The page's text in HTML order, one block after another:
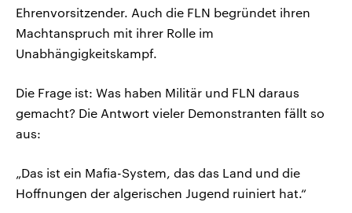
Ehrenvorsitzender. Auch die FLN begründet ihren
Machtanspruch mit ihrer Rolle im
Unabhängigkeitskampf.
Die Frage ist: Was haben Militär und FLN daraus
gemacht? Die Antwort vieler Demonstranten fällt so
aus:
„Das ist ein Mafia-System, das das Land und die
Hoffnungen der algerischen Jugend ruiniert hat.“